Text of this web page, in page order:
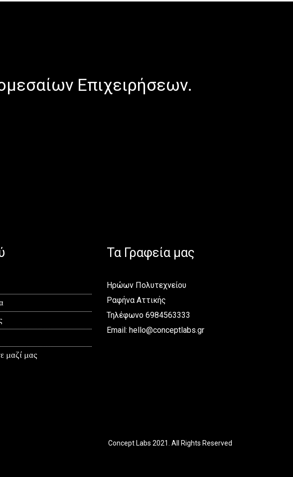
Επιχειρήσεων.
μαζί μας
Τα Γραφεία μας
Ηρώων Πολυτεχνείου
Ραφήνα Αττικής
Τηλέφωνο 6984563333
Email: hello@conceptlabs.gr
Concept Labs 2021. All Rights Reserved